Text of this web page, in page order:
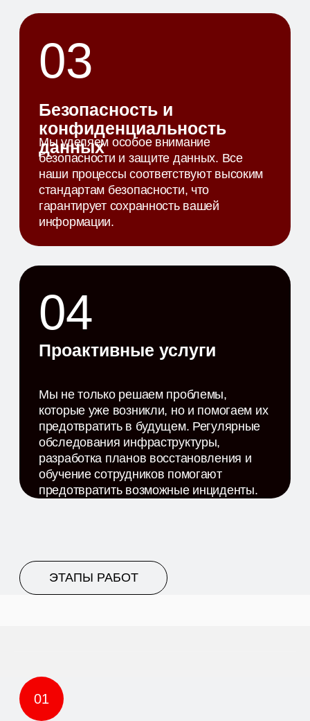
проект по устранению уязвимостей, а также
определяются основные этапы работ в
вашей компании.
РЕАЛИЗАЦИЯ ПРОЕКТА
Входе выполнения работ заказчик получает
устойчивую и надежную инфраструктуру, а
также рекомендации по поддержке
инфраструктуры.
04
ПОДДЕРЖКА И
ОБСЛЕДОВАНИЕ
После проекта мы продолжаем поддерживать
вашу инфраструктуру.